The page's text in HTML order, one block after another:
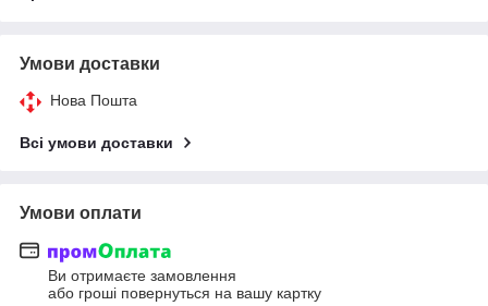
Умови доставки
Нова Пошта
Всі умови доставки
Умови оплати
Ви отримаєте замовлення
або гроші повернуться на вашу картку